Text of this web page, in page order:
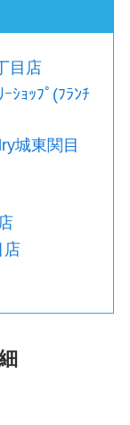
目店
ｼｮｯﾌﾟ(ﾌﾗﾝﾁ
城東関目
店